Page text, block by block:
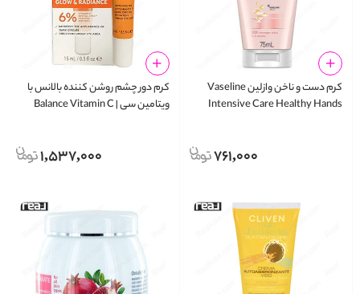
کرم دست و ناخن وازلین Vaseline
Intensive Care Healthy Hands
761,000
کرم دور چشم روشن‌ کننده بالانس با
ویتامین سی | Balance Vitamin C
1,537,000